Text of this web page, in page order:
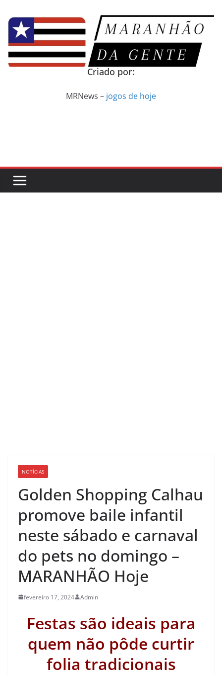
para
conteúdo
Criado por:
MRNews – jogos de hoje
NOTÍCIAS
Golden Shopping Calhau
promove baile infantil
neste sábado e carnaval
do pets no domingo –
MARANHÃO Hoje
fevereiro 17, 2024 Admin
Festas são ideais para
quem não pôde curtir
folia tradicionais